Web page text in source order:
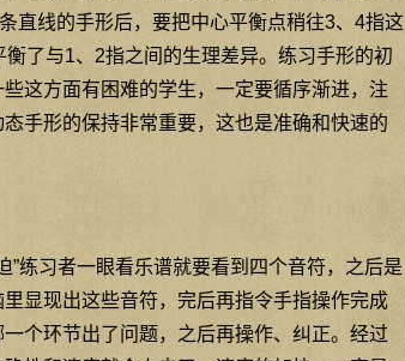
直线的手形后，要把中心平衡点稍往3、4指这
了与1、2指之间的生理差异。练习手形的初
这方面有困难的学生，一定要循序渐进，注
手形的保持非常重要，这也是准确和快速的
”练习者一眼看乐谱就要看到四个音符，之后是
显现出这些音符，完后再指令手指操作完成
个环节出了问题，之后再操作、纠正。经过